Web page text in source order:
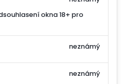
okna 18+ pro
neznámý
neznámý